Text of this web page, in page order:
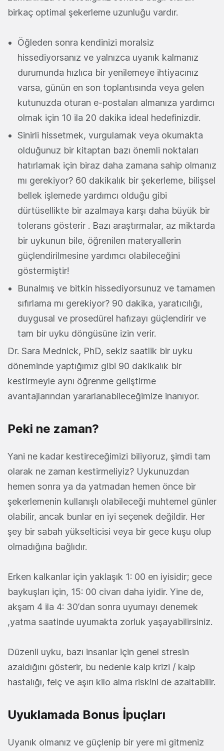
birkaç optimal şekerleme uzunluğu vardır.
Öğleden sonra kendinizi moralsiz
hissediyorsanız ve yalnızca uyanık kalmanız
durumunda hızlıca bir yenilemeye ihtiyacınız
varsa, günün en son toplantısında veya gelen
kutunuzda oturan e-postaları almanıza yardımcı
olmak için 10 ila 20 dakika ideal hedefinizdir.
Sinirli hissetmek, vurgulamak veya okumakta
olduğunuz bir kitaptan bazı önemli noktaları
hatırlamak için biraz daha zamana sahip olmanız
mı gerekiyor? 60 dakikalık bir şekerleme, bilişsel
bellek işlemede yardımcı olduğu gibi
dürtüsellikte bir azalmaya karşı daha büyük bir
tolerans gösterir . Bazı araştırmalar, az miktarda
bir uykunun bile, öğrenilen materyallerin
güçlendirilmesine yardımcı olabileceğini
göstermiştir!
Bunalmış ve bitkin hissediyorsunuz ve tamamen
sıfırlama mı gerekiyor? 90 dakika, yaratıcılığı,
duygusal ve prosedürel hafızayı güçlendirir ve
tam bir uyku döngüsüne izin verir.
Dr. Sara Mednick, PhD, sekiz saatlik bir uyku
döneminde yaptığımız gibi 90 dakikalık bir
kestirmeyle aynı öğrenme geliştirme
avantajlarından yararlanabileceğimize inanıyor.
Peki ne zaman?
Yani ne kadar kestireceğimizi biliyoruz, şimdi tam
olarak ne zaman kestirmeliyiz? Uykunuzdan
hemen sonra ya da yatmadan hemen önce bir
şekerlemenin kullanışlı olabileceği muhtemel günler
olabilir, ancak bunlar en iyi seçenek değildir. Her
şey bir sabah yükselticisi veya bir gece kuşu olup
olmadığına bağlıdır.
Erken kalkanlar için yaklaşık 1: 00 en iyisidir; gece
baykuşları için, 15: 00 civarı daha iyidir. Yine de,
akşam 4 ila 4: 30’dan sonra uyumayı denemek
,yatma saatinde uyumakta zorluk yaşayabilirsiniz.
Düzenli uyku, bazı insanlar için genel stresin
azaldığını gösterir, bu nedenle kalp krizi / kalp
hastalığı, felç ve aşırı kilo alma riskini de azaltabilir.
Uyuklamada Bonus İpuçları
Uyanık olmanız ve güçlenip bir yere mi gitmeniz